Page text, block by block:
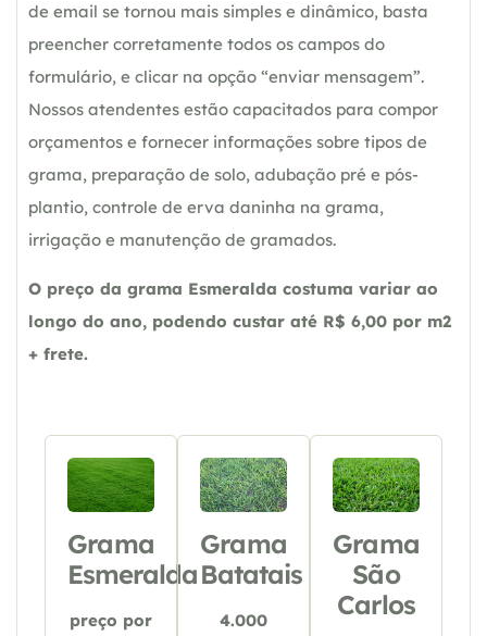
de email se tornou mais simples e dinâmico, basta
preencher corretamente todos os campos do
formulário, e clicar na opção “enviar mensagem”.
Nossos atendentes estão capacitados para compor
orçamentos e fornecer informações sobre tipos de
grama, preparação de solo, adubação pré e pós-
plantio, controle de erva daninha na grama,
irrigação e manutenção de gramados.
O preço da grama Esmeralda costuma variar ao
longo do ano, podendo custar até R$ 6,00 por m2
+ frete.
Grama
Esmeralda
preço por
Grama
Batatais
4.000
Grama
São
Carlos